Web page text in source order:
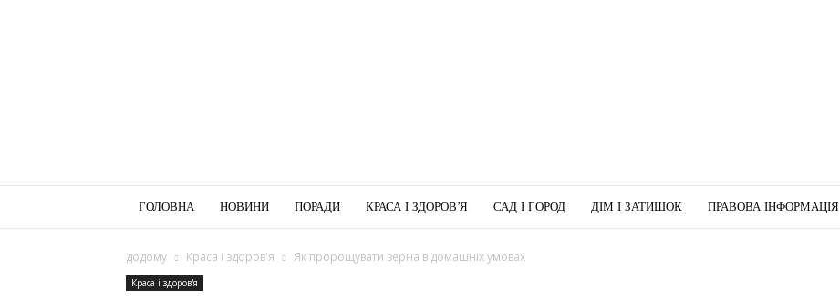
ГОЛОВНА НОВИНИ ПОРАДИ КРАСА І ЗДОРОВ’Я САД І ГОРОД ДІМ І ЗАТИШОК ПРАВОВА ІНФОРМАЦІЯ
додому Краса і здоров'я Як пророщувати зерна в домашніх умовах
Краса і здоров'я